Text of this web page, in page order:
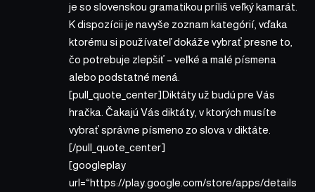
je so slovenskou gramatikou príliš veľký kamarát.
K dispozícii je navyše zoznam kategórií, vďaka
ktorému si používateľ dokáže vybrať presne to,
čo potrebuje zlepšiť – veľké a malé písmena
alebo podstatné mená.
[pull_quote_center]Diktáty už budú pre Vás
hračka. Čakajú Vás diktáty, v ktorých musíte
vybrať správne písmeno zo slova v diktáte.
[/pull_quote_center]
[googleplay
url=“https://play.google.com/store/apps/details